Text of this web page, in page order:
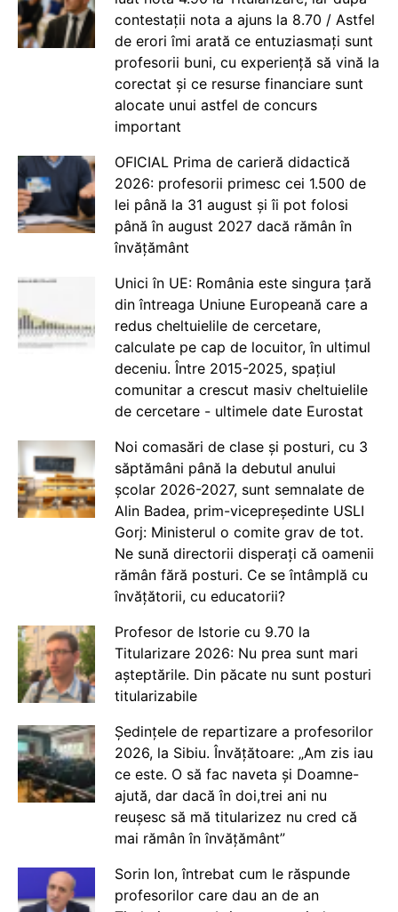
contestații nota a ajuns la 8.70 / Astfel
de erori îmi arată ce entuziasmați sunt
profesorii buni, cu experiență să vină la
corectat și ce resurse financiare sunt
alocate unui astfel de concurs
important
OFICIAL Prima de carieră didactică
2026: profesorii primesc cei 1.500 de
lei până la 31 august și îi pot folosi
până în august 2027 dacă rămân în
învățământ
Unici în UE: România este singura țară
din întreaga Uniune Europeană care a
redus cheltuielile de cercetare,
calculate pe cap de locuitor, în ultimul
deceniu. Între 2015-2025, spațiul
comunitar a crescut masiv cheltuielile
de cercetare - ultimele date Eurostat
Noi comasări de clase și posturi, cu 3
săptămâni până la debutul anului
școlar 2026-2027, sunt semnalate de
Alin Badea, prim-vicepreședinte USLI
Gorj: Ministerul o comite grav de tot.
Ne sună directorii disperați că oamenii
rămân fără posturi. Ce se întâmplă cu
învățătorii, cu educatorii?
Profesor de Istorie cu 9.70 la
Titularizare 2026: Nu prea sunt mari
așteptările. Din păcate nu sunt posturi
titularizabile
Ședințele de repartizare a profesorilor
2026, la Sibiu. Învățătoare: „Am zis iau
ce este. O să fac naveta și Doamne-
ajută, dar dacă în doi,trei ani nu
reușesc să mă titularizez nu cred că
mai rămân în învățământ”
Sorin Ion, întrebat cum le răspunde
profesorilor care dau an de an